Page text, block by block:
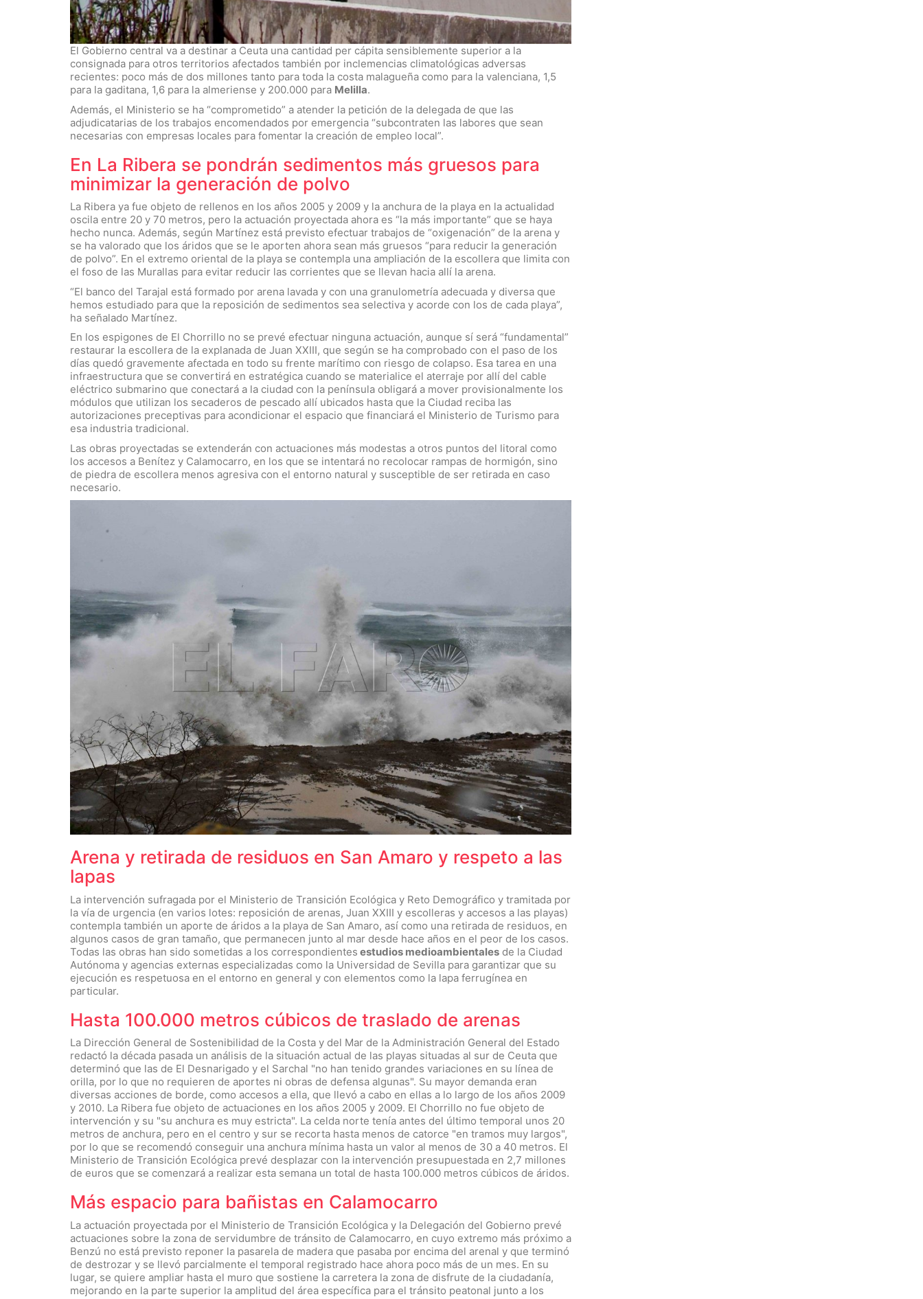
El Gobierno central va a destinar a Ceuta una cantidad per cápita sensiblemente superior a la
consignada para otros territorios afectados también por inclemencias climatológicas adversas
recientes: poco más de dos millones tanto para toda la costa malagueña como para la valenciana, 1,5
para la gaditana, 1,6 para la almeriense y 200.000 para Melilla.
Además, el Ministerio se ha “comprometido” a atender la petición de la delegada de que las
adjudicatarias de los trabajos encomendados por emergencia “subcontraten las labores que sean
necesarias con empresas locales para fomentar la creación de empleo local”.
En La Ribera se pondrán sedimentos más gruesos para
minimizar la generación de polvo
La Ribera ya fue objeto de rellenos en los años 2005 y 2009 y la anchura de la playa en la actualidad
oscila entre 20 y 70 metros, pero la actuación proyectada ahora es “la más importante” que se haya
hecho nunca. Además, según Martínez está previsto efectuar trabajos de “oxigenación” de la arena y
se ha valorado que los áridos que se le aporten ahora sean más gruesos “para reducir la generación
de polvo”. En el extremo oriental de la playa se contempla una ampliación de la escollera que limita con
el foso de las Murallas para evitar reducir las corrientes que se llevan hacia allí la arena.
“El banco del Tarajal está formado por arena lavada y con una granulometría adecuada y diversa que
hemos estudiado para que la reposición de sedimentos sea selectiva y acorde con los de cada playa”,
ha señalado Martínez.
En los espigones de El Chorrillo no se prevé efectuar ninguna actuación, aunque sí será “fundamental”
restaurar la escollera de la explanada de Juan XXIII, que según se ha comprobado con el paso de los
días quedó gravemente afectada en todo su frente marítimo con riesgo de colapso. Esa tarea en una
infraestructura que se convertirá en estratégica cuando se materialice el aterraje por allí del cable
eléctrico submarino que conectará a la ciudad con la península obligará a mover provisionalmente los
módulos que utilizan los secaderos de pescado allí ubicados hasta que la Ciudad reciba las
autorizaciones preceptivas para acondicionar el espacio que financiará el Ministerio de Turismo para
esa industria tradicional.
Las obras proyectadas se extenderán con actuaciones más modestas a otros puntos del litoral como
los accesos a Benítez y Calamocarro, en los que se intentará no recolocar rampas de hormigón, sino
de piedra de escollera menos agresiva con el entorno natural y susceptible de ser retirada en caso
necesario.
Arena y retirada de residuos en San Amaro y respeto a las
lapas
La intervención sufragada por el Ministerio de Transición Ecológica y Reto Demográfico y tramitada por
la vía de urgencia (en varios lotes: reposición de arenas, Juan XXIII y escolleras y accesos a las playas)
contempla también un aporte de áridos a la playa de San Amaro, así como una retirada de residuos, en
algunos casos de gran tamaño, que permanecen junto al mar desde hace años en el peor de los casos.
Todas las obras han sido sometidas a los correspondientes estudios medioambientales de la Ciudad
Autónoma y agencias externas especializadas como la Universidad de Sevilla para garantizar que su
ejecución es respetuosa en el entorno en general y con elementos como la lapa ferrugínea en
particular.
Hasta 100.000 metros cúbicos de traslado de arenas
La Dirección General de Sostenibilidad de la Costa y del Mar de la Administración General del Estado
redactó la década pasada un análisis de la situación actual de las playas situadas al sur de Ceuta que
determinó que las de El Desnarigado y el Sarchal "no han tenido grandes variaciones en su línea de
orilla, por lo que no requieren de aportes ni obras de defensa algunas". Su mayor demanda eran
diversas acciones de borde, como accesos a ella, que llevó a cabo en ellas a lo largo de los años 2009
y 2010. La Ribera fue objeto de actuaciones en los años 2005 y 2009. El Chorrillo no fue objeto de
intervención y su "su anchura es muy estricta". La celda norte tenía antes del último temporal unos 20
metros de anchura, pero en el centro y sur se recorta hasta menos de catorce "en tramos muy largos",
por lo que se recomendó conseguir una anchura mínima hasta un valor al menos de 30 a 40 metros. El
Ministerio de Transición Ecológica prevé desplazar con la intervención presupuestada en 2,7 millones
de euros que se comenzará a realizar esta semana un total de hasta 100.000 metros cúbicos de áridos.
Más espacio para bañistas en Calamocarro
La actuación proyectada por el Ministerio de Transición Ecológica y la Delegación del Gobierno prevé
actuaciones sobre la zona de servidumbre de tránsito de Calamocarro, en cuyo extremo más próximo a
Benzú no está previsto reponer la pasarela de madera que pasaba por encima del arenal y que terminó
de destrozar y se llevó parcialmente el temporal registrado hace ahora poco más de un mes. En su
lugar, se quiere ampliar hasta el muro que sostiene la carretera la zona de disfrute de la ciudadanía,
mejorando en la parte superior la amplitud del área específica para el tránsito peatonal junto a los